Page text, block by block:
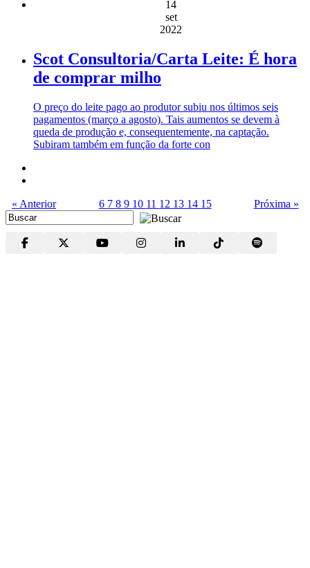
14
set
2022
Scot Consultoria/Carta Leite: É hora
de comprar milho
O preço do leite pago ao produtor subiu nos últimos seis
pagamentos (março a agosto). Tais aumentos se devem à
queda de produção e, consequentemente, na captação.
Subiram também em função da forte con
« Anterior 6 7 8 9 10 11 12 13 14 15 Próxima »